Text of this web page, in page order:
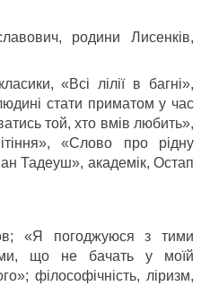
родини Лисенків,
«Всі лілії в багні»,
стати приматом у час
той, хто вмів любить»,
«Слово про рідну
Тадеуш», академік, Остап
«Я погоджуюся з тими
що не бачать у моїй
філософічність, ліризм,